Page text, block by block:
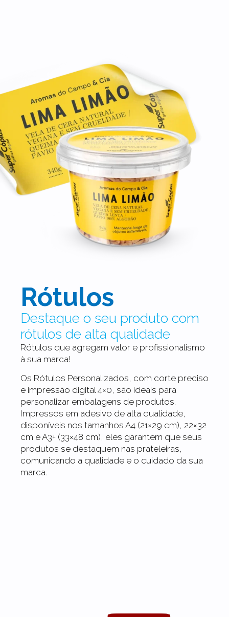
Rótulos
Destaque o seu produto com
rótulos de alta qualidade
Rótulos que agregam valor e profissionalismo
à sua marca!
Os Rótulos Personalizados, com corte preciso
e impressão digital 4×0, são ideais para
personalizar embalagens de produtos.
Impressos em adesivo de alta qualidade,
disponíveis nos tamanhos A4 (21×29 cm), 22×32
cm e A3+ (33×48 cm), eles garantem que seus
produtos se destaquem nas prateleiras,
comunicando a qualidade e o cuidado da sua
marca.